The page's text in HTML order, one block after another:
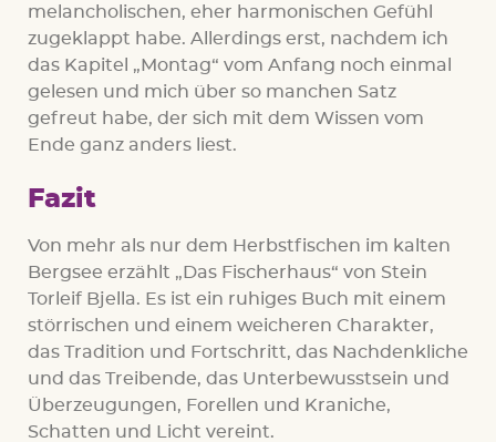
melancholischen, eher harmonischen Gefühl
zugeklappt habe. Allerdings erst, nachdem ich
das Kapitel „Montag“ vom Anfang noch einmal
gelesen und mich über so manchen Satz
gefreut habe, der sich mit dem Wissen vom
Ende ganz anders liest.
Fazit
Von mehr als nur dem Herbstfischen im kalten
Bergsee erzählt „Das Fischerhaus“ von Stein
Torleif Bjella. Es ist ein ruhiges Buch mit einem
störrischen und einem weicheren Charakter,
das Tradition und Fortschritt, das Nachdenkliche
und das Treibende, das Unterbewusstsein und
Überzeugungen, Forellen und Kraniche,
Schatten und Licht vereint.